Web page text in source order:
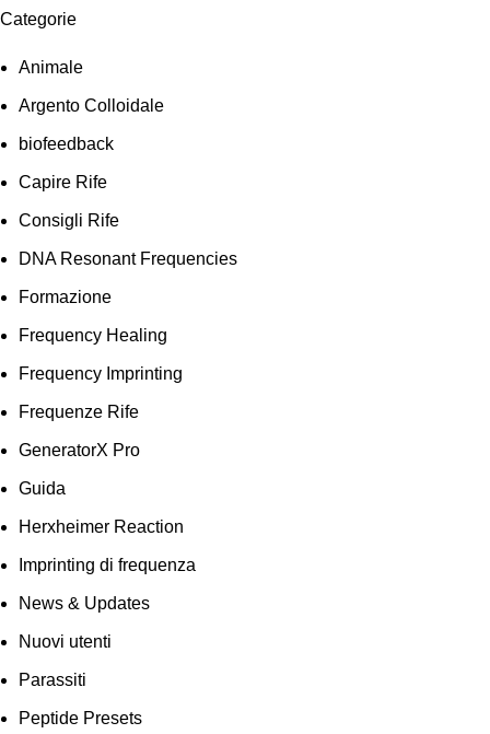
Categorie
Animale
Argento Colloidale
biofeedback
Capire Rife
Consigli Rife
DNA Resonant Frequencies
Formazione
Frequency Healing
Frequency Imprinting
Frequenze Rife
GeneratorX Pro
Guida
Herxheimer Reaction
Imprinting di frequenza
News & Updates
Nuovi utenti
Parassiti
Peptide Presets